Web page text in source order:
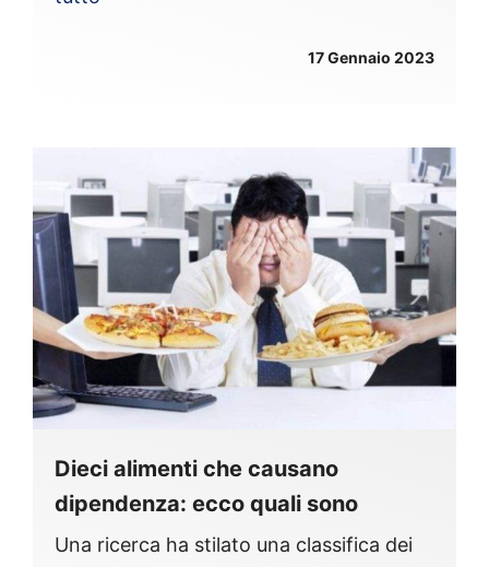
17 Gennaio 2023
Dieci alimenti che causano
dipendenza: ecco quali sono
Una ricerca ha stilato una classifica dei